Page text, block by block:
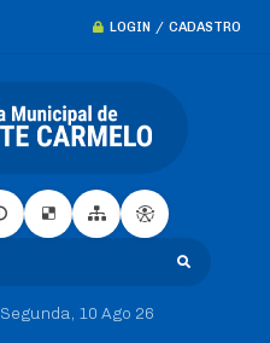
LOGIN / CADASTRO
Segunda 10 Ago 26